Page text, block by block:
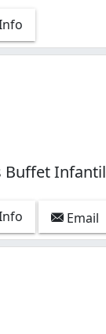
Buffet Infantil
Email